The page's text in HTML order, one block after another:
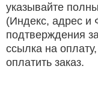
указывайте
(Индекс, адрес
подтверждения
ссылка на
оплатить заказ.